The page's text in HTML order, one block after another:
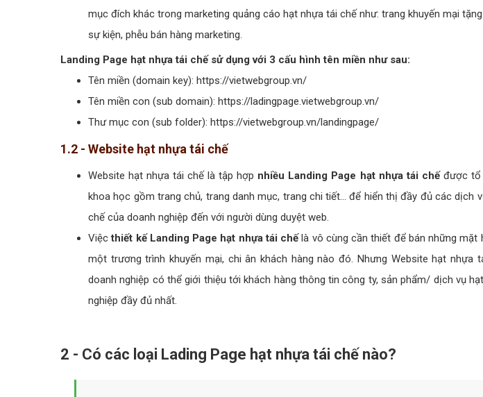
mục đích khác trong marketing quảng cáo hạt nhựa tái chế như: trang khuyến mại
sự kiện, phễu bán hàng marketing.
Landing Page hạt nhựa tái chế sử dụng với 3 cấu hình tên miền như sau:
Tên miền (domain key): https://vietwebgroup.vn/
Tên miền con (sub domain): https://ladingpage.vietwebgroup.vn/
Thư mục con (sub folder): https://vietwebgroup.vn/landingpage/
1.2 - Website hạt nhựa tái chế
Website hạt nhựa tái chế là tập hợp nhiều Landing Page hạt nhựa tái chếđược tổ
khoa học gồm trang chủ, trang danh mục, trang chi tiết... để hiển thị đầy đủ các dịch
chế của doanh nghiệp đến với người dùng duyệt web.
Việcthiết kế Landing Page hạt nhựa tái chếlà vô cùng cần thiết để bán những mặt
một trương trình khuyến mại, chi ân khách hàng nào đó. Nhưng Website hạt nhựa
doanh nghiệp có thể giới thiệu tới khách hàng thông tin công ty, sản phẩm/ dịch vụ
nghiệp đầy đủ nhất.
2 - Có các loại Lading Page hạt nhựa tái chế nào?